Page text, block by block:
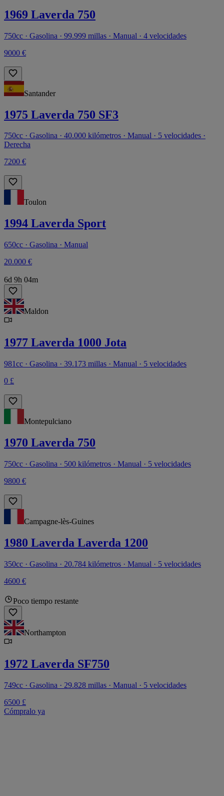
1969 Laverda 750
750cc · Gasolina · 99.999 millas · Manual · 4 velocidades
9000 €
Santander
1975 Laverda 750 SF3
750cc · Gasolina · 40.000 kilómetros · Manual · 5 velocidades ·
Derecha
7200 €
Toulon
1994 Laverda Sport
650cc · Gasolina · Manual
20.000 €
6d 9h 04m
Maldon
1977 Laverda 1000 Jota
981cc · Gasolina · 39.173 millas · Manual · 5 velocidades
0 £
Montepulciano
1970 Laverda 750
750cc · Gasolina · 500 kilómetros · Manual · 5 velocidades
9800 €
Campagne-lès-Guines
1980 Laverda Laverda 1200
350cc · Gasolina · 20.784 kilómetros · Manual · 5 velocidades
4600 €
Poco tiempo restante
Northampton
1972 Laverda SF750
749cc · Gasolina · 29.828 millas · Manual · 5 velocidades
6500 £
Cómpralo ya